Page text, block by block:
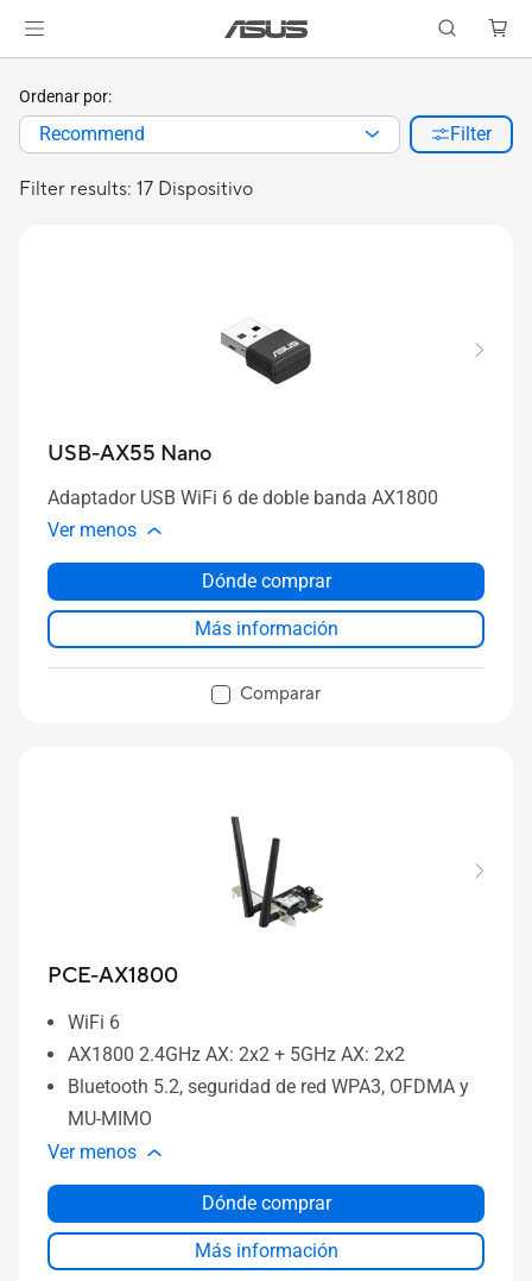
Filter results: 17 Dispositivo
Ordenar por:
Recommend Filter
USB-AX55 Nano
Adaptador USB WiFi 6 de doble banda AX1800
Ver menos
Dónde comprar
Más información
Comparar
PCE-AX1800
WiFi 6
AX1800 2.4GHz AX: 2x2 + 5GHz AX: 2x2
Bluetooth 5.2, seguridad de red WPA3, OFDMA y
MU-MIMO
Ver menos
Dónde comprar
Más información